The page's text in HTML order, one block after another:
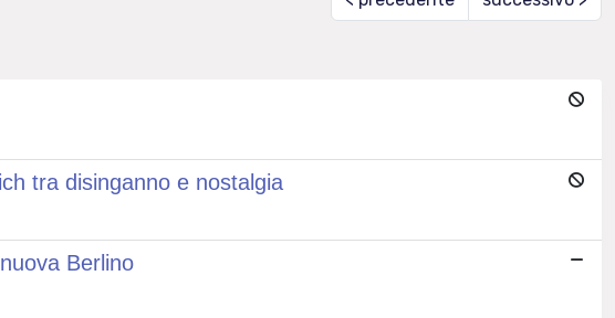
tra disinganno e nostalgia
Berlino